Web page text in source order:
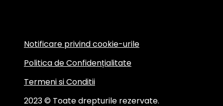
2023 © Toate drepturile rezervate.
Notificare privind cookie-urile
Politica de Confidențialitate
Termeni si Conditii